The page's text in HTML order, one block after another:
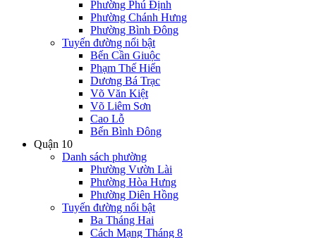
Phường Phú Định
Phường Chánh Hưng
Phường Bình Đông
Tuyến đường nổi bật
Bến Cần Giuộc
Phạm Thế Hiển
Dương Bá Trạc
Võ Văn Kiệt
Võ Liêm Sơn
Cao Lỗ
Bến Bình Đông
Quận 10
Danh sách phường
Phường Vườn Lài
Phường Hòa Hưng
Phường Diên Hồng
Tuyến đường nổi bật
Ba Tháng Hai
Cách Mạng Tháng 8